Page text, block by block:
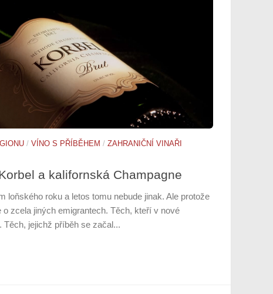
/ VÍNO S PŘÍBĚHEM / ZAHRANIČNÍ VINAŘI
a kalifornská Champagne
loňského roku a letos tomu nebude jinak. Ale protože
zcela jiných emigrantech. Těch, kteří v nové
jejichž příběh se začal...